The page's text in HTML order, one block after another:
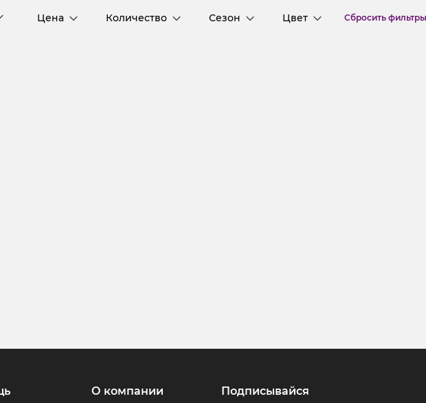
Цена Количество Сезон Цвет Cбросить фильтры
О компании Подписывайся